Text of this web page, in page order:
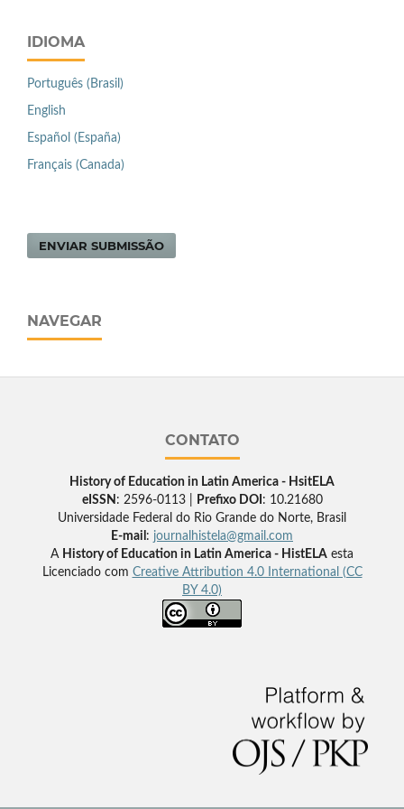
IDIOMA
Português (Brasil)
English
Español (España)
Français (Canada)
ENVIAR SUBMISSÃO
NAVEGAR
CONTATO
History of Education in Latin America - HsitELA
eISSN : 2596-0113 | Prefixo DOI : 10.21680
Universidade Federal do Rio Grande do Norte, Brasil
E-mail : journalhistela@gmail.com
A History of Education in Latin America - HistELA esta
Licenciado com Creative Attribution 4.0 International (CC
BY 4.0)